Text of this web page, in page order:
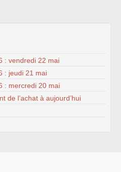
: vendredi 22 mai
: jeudi 21 mai
: mercredi 20 mai
de l’achat à aujourd’hui